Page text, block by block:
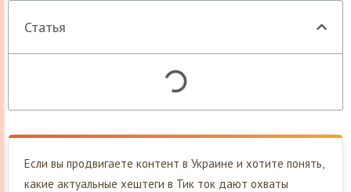
Статья
Если вы продвигаете контент в Украине и хотите понять,
какие актуальные хештеги в Тик ток дают охваты